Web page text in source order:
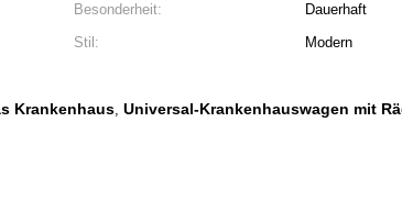
Besonderheit:
Dauerhaft
Stil:
Modern
Krankenhaus, Universal-Krankenhauswagen mit